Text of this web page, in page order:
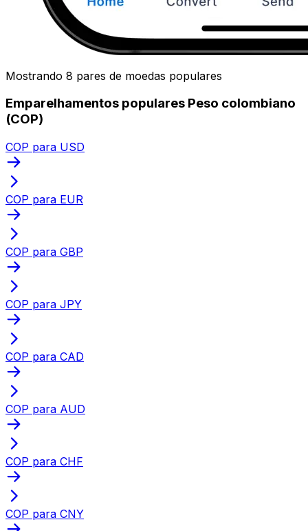
Mostrando 8 pares de moedas populares
Emparelhamentos populares Peso colombiano
(COP)
COP para USD
COP para EUR
COP para GBP
COP para JPY
COP para CAD
COP para AUD
COP para CHF
COP para CNY